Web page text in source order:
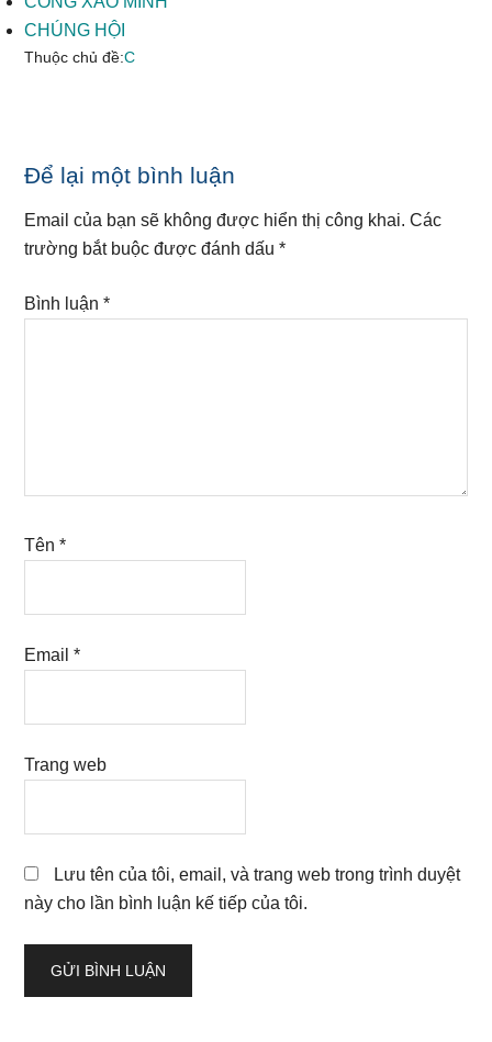
CHÚNG HỘI
Thuộc chủ đề:C
Reader
Interactions
Để lại một bình luận
Email của bạn sẽ không được hiển thị công khai. Các
trường bắt buộc được đánh dấu*
Bình luận*
Tên*
Email*
Trang web
Lưu tên của tôi, email, và trang web trong trình duyệt
này cho lần bình luận kế tiếp của tôi.